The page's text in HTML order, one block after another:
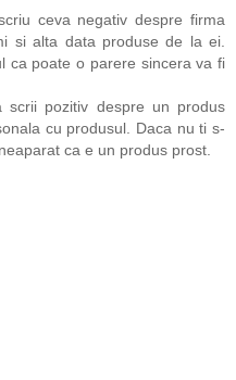
ceva negativ despre firma
si alta data produse de la ei.
ca poate o parere sincera va fi
pozitiv despre un produs
cu produsul. Daca nu ti s-
ca e un produs prost.